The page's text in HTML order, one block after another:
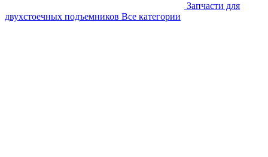
Запчасти для
двухстоечных подъемников Все категории